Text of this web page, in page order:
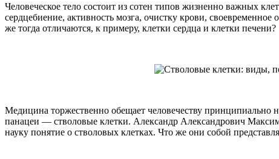
Человеческое тело состоит из сотен типов жизненно важных
сердцебиение, активность мозга, очистку крови,
же тогда отличаются, к примеру, клетки сердца и клетки печени?
Медицина торжественно обещает человечеству
панацеи — стволовые клетки. Александр Александрович
науку понятие о стволовых клетках. Что же они собой